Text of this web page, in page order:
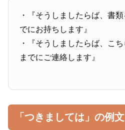
・『そうしましたらば、書
でにお持ちします』
・『そうしましたらば、こ
までにご連絡します』
「つきましては」の例文